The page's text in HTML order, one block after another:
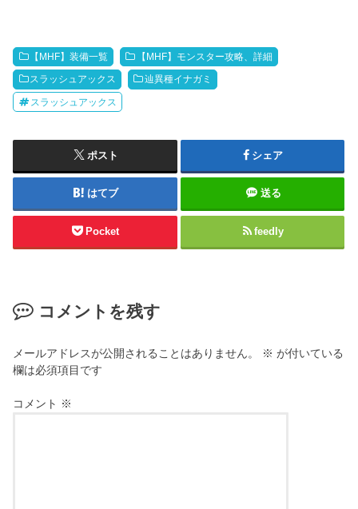
【MHF】装備一覧 【MHF】モンスター攻略、詳細
スラッシュアックス 辿異種イナガミ
スラッシュアックス
ポスト シェア
はてブ 送る
Pocket feedly
コメントを残す
メールアドレスが公開されることはありません。 ※ が付いている
欄は必須項目です
コメント ※